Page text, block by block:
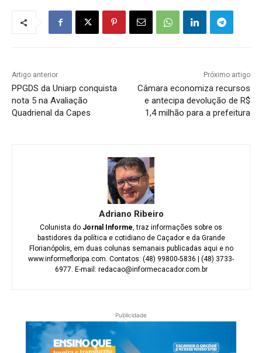
Artigo anterior
PPGDS da Uniarp conquista
nota 5 na Avaliação
Quadrienal da Capes
Próximo artigo
Câmara economiza recursos
e antecipa devolução de R$
1,4 milhão para a prefeitura
Adriano Ribeiro
Colunista do Jornal Informe, traz informações sobre os
bastidores da política e cotidiano de Caçador e da Grande
Florianópolis, em duas colunas semanais publicadas aqui e no
www.informefloripa.com. Contatos: (48) 99800-5836 | (48) 3733-
6977. E-mail: redacao@informecacador.com.br
Publicidade